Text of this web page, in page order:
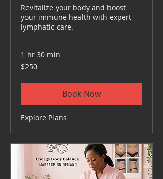
Revitalize your body and boost
your immune health with expert
lymphatic care.
1 hr 30 min
250
US
$250
Book Now
Explore Plans